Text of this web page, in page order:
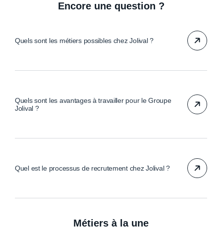
Encore une question ?
Quels sont les métiers possibles chez Jolival ?
Quels sont les avantages à travailler pour le Groupe
Jolival ?
Quel est le processus de recrutement chez Jolival ?
Métiers à la une